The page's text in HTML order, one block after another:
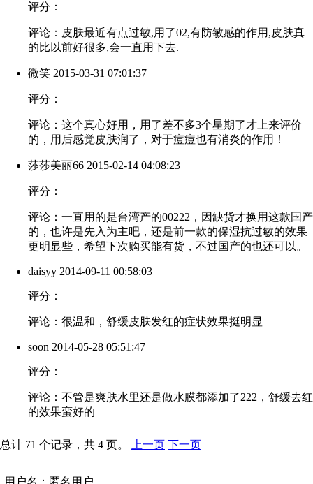
评分：
评论：皮肤最近有点过敏,用了02,有防敏感的作用,皮肤真
的比以前好很多,会一直用下去.
微笑 2015-03-31 07:01:37
评分：
评论：这个真心好用，用了差不多3个星期了才上来评价
的，用后感觉皮肤润了，对于痘痘也有消炎的作用！
莎莎美丽66 2015-02-14 04:08:23
评分：
评论：一直用的是台湾产的00222，因缺货才换用这款国产
的，也许是先入为主吧，还是前一款的保湿抗过敏的效果
更明显些，希望下次购买能有货，不过国产的也还可以。
daisyy 2014-09-11 00:58:03
评分：
评论：很温和，舒缓皮肤发红的症状效果挺明显
soon 2014-05-28 05:51:47
评分：
评论：不管是爽肤水里还是做水膜都添加了222，舒缓去红
的效果蛮好的
总计 71 个记录，共 4 页。 上一页 下一页